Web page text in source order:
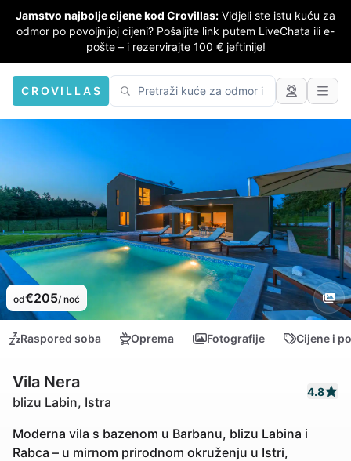
Jamstvo najbolje cijene kod Crovillas: Vidjeli ste istu kuću za
odmor po povoljnijoj cijeni? Pošaljite link putem LiveChata ili e-
pošte – i rezervirajte 100 € jeftinije!
CROVILLAS
od€205/ noć
Raspored soba Oprema Fotografije Cijene i
Vila Nera
blizu Labin, Istra
4.8
Moderna vila s bazenom u Barbanu, blizu Labina i
Rabca – u mirnom prirodnom okruženju u Istri,